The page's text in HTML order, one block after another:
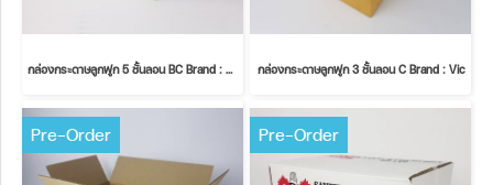
กล่องกระดาษลูกฟูก 5 ชั้นลอน BC Brand : Genherb กล่องกระดาษลูกฟูก 3 ชั้นลอน C Brand : Vic
Pre-Order Pre-Order